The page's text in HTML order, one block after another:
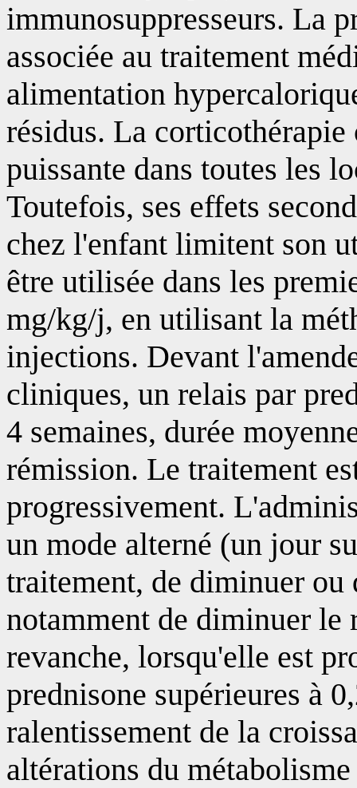
immunosuppresseurs. La
associée au traitement
alimentation
résidus. La
puissante dans toutes les
Toutefois, ses effets
chez l'enfant limitent son
être utilisée dans les
mg/kg/j, en utilisant la
injections. Devant
cliniques, un relais par
4 semaines, durée
rémission. Le traitement
progressivement.
un mode alterné (un jour
traitement, de diminuer ou
notamment de diminuer le
revanche, lorsqu'elle est
prednisone supérieures à
ralentissement de la
altérations du